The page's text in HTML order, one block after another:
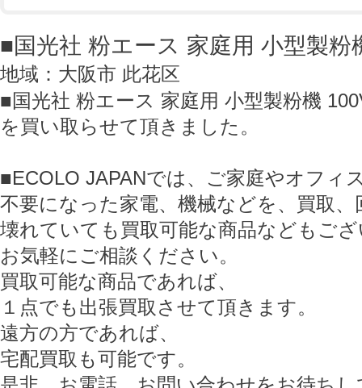
■国光社 粉エース 家庭用 小型製粉
地域：大阪市 此花区
■国光社 粉エース 家庭用 小型製粉機
を買い取らせて頂きました。
■ECOLO JAPANでは、ご家庭やオフィ
不要になった家電、機械などを、買取
壊れていても買取可能な商品などもご
お気軽にご相談ください。
買取可能な商品であれば、
１点でも出張買取させて頂きます。
遠方の方であれば、
宅配買取も可能です。